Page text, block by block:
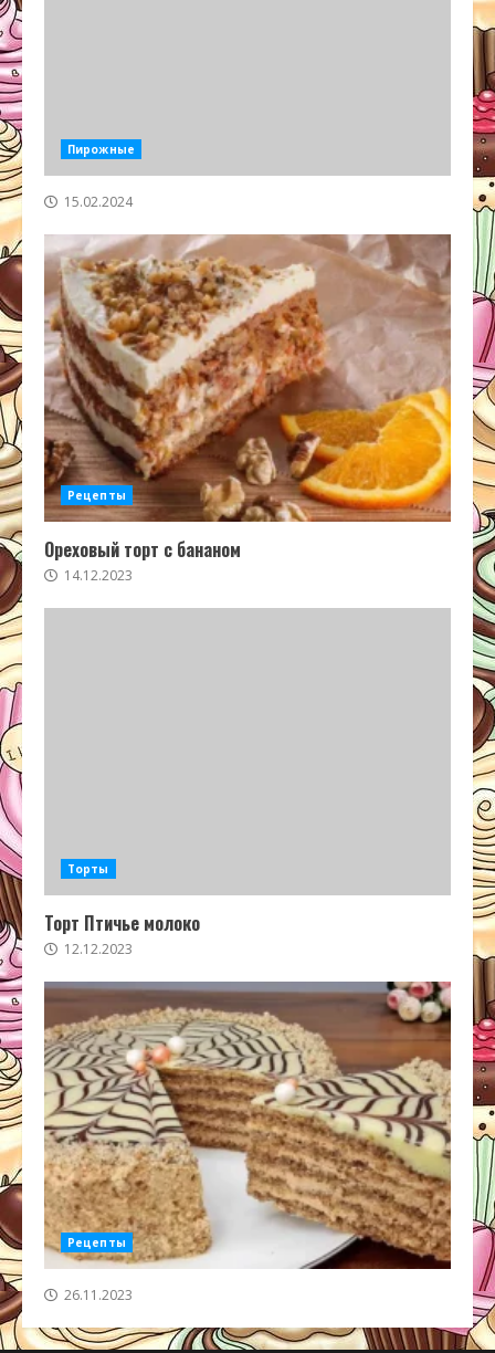
Пирожные
15.02.2024
Рецепты
Ореховый торт с бананом
14.12.2023
Торты
Торт Птичье молоко
12.12.2023
Рецепты
26.11.2023